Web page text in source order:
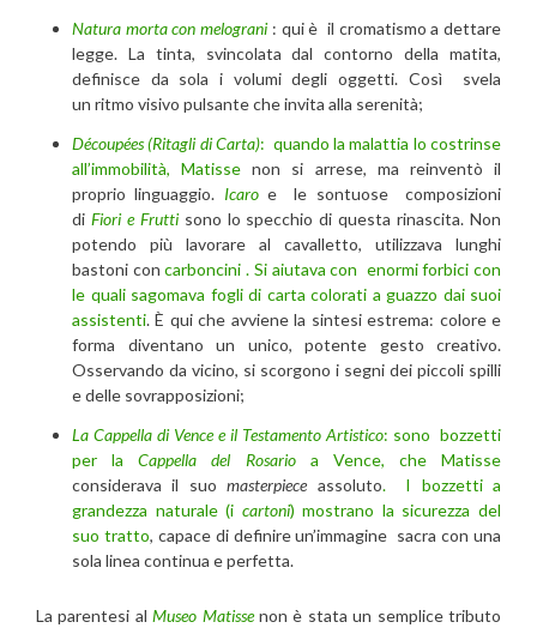
Natura morta con melograni : qui è il cromatismo a dettare
legge. La tinta, svincolata dal contorno della matita,
definisce da sola i volumi degli oggetti. Così svela
un ritmo visivo pulsante che invita alla serenità;
Découpées (Ritagli di Carta): quando la malattia lo costrinse
all’immobilità, Matisse non si arrese, ma reinventò il
proprio linguaggio. Icaroe le sontuose composizioni
di Fiori e Fruttisono lo specchio di questa rinascita. Non
potendo più lavorare al cavalletto, utilizzava lunghi
bastoni concarboncini . Si aiutava con enormi forbici con
le quali sagomava fogli di carta colorati a guazzo dai suoi
assistenti. È qui che avviene la sintesi estrema: colore e
forma diventano un unico, potente gesto creativo.
Osservando da vicino, si scorgono i segni dei piccoli spilli
e delle sovrapposizioni;
La Cappella di Vence e il Testamento Artistico: sono bozzetti
per laCappella del Rosarioa Vence, che Matisse
considerava il suomasterpiece assoluto. I bozzetti a
grandezza naturale (i cartoni) mostrano la sicurezza del
suo tratto, capace di definire un’immagine sacra con una
sola linea continua e perfetta.
La parentesi alMuseo Matissenon è stata un semplice tributo